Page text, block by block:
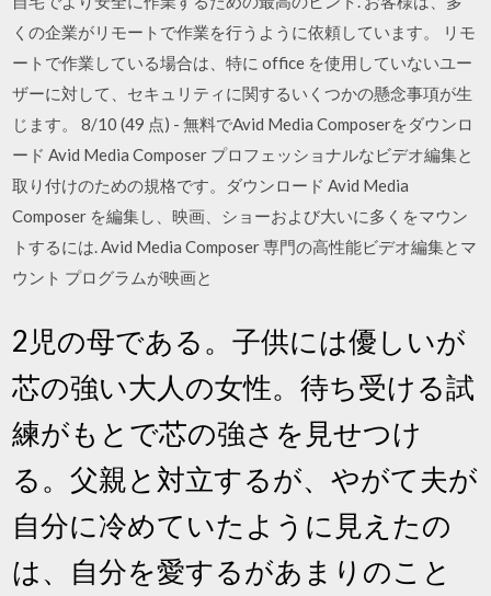
くの企業がリモートで作業を行うように依頼しています。 リモ
ートで作業している場合は、特に office を使用していないユー
ザーに対して、セキュリティに関するいくつかの懸念事項が生
じます。 8/10 (49 点) - 無料でAvid Media Composerをダウンロ
ード Avid Media Composer プロフェッショナルなビデオ編集と
取り付けのための規格です。ダウンロード Avid Media
Composer を編集し、映画、ショーおよび大いに多くをマウン
トするには. Avid Media Composer 専門の高性能ビデオ編集とマ
ウント プログラムが映画と
2児の母である。子供には優しいが
芯の強い大人の女性。待ち受ける試
練がもとで芯の強さを見せつけ
る。父親と対立するが、やがて夫が
自分に冷めていたように見えたの
は、自分を愛するがあまりのこと